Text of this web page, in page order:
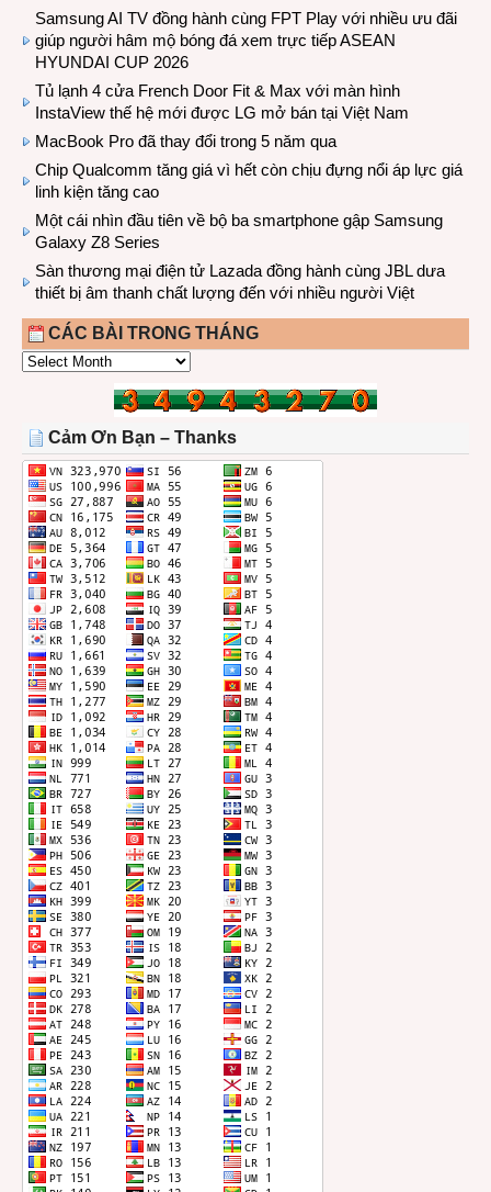
Samsung AI TV đồng hành cùng FPT Play với nhiều ưu đãi
giúp người hâm mộ bóng đá xem trực tiếp ASEAN
HYUNDAI CUP 2026
Tủ lạnh 4 cửa French Door Fit & Max với màn hình
InstaView thế hệ mới được LG mở bán tại Việt Nam
MacBook Pro đã thay đổi trong 5 năm qua
Chip Qualcomm tăng giá vì hết còn chịu đựng nổi áp lực giá
linh kiện tăng cao
Một cái nhìn đầu tiên về bộ ba smartphone gập Samsung
Galaxy Z8 Series
Sàn thương mại điện tử Lazada đồng hành cùng JBL dưa
thiết bị âm thanh chất lượng đến với nhiều người Việt
CÁC BÀI TRONG THÁNG
CÁC
THÁNG
Cảm Ơn Bạn – Thanks